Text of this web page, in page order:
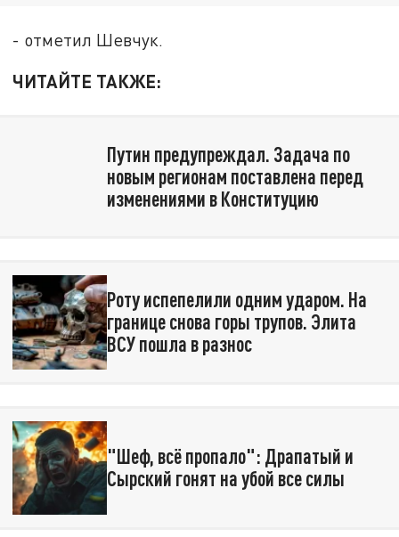
- отметил Шевчук.
ЧИТАЙТЕ ТАКЖЕ:
Путин предупреждал. Задача по
новым регионам поставлена перед
изменениями в Конституцию
Роту испепелили одним ударом. На
границе снова горы трупов. Элита
ВСУ пошла в разнос
"Шеф, всё пропало": Драпатый и
Сырский гонят на убой все силы